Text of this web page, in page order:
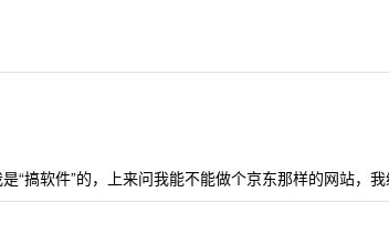
“搞软件”的，上来问我能不能做个京东那样的网站，